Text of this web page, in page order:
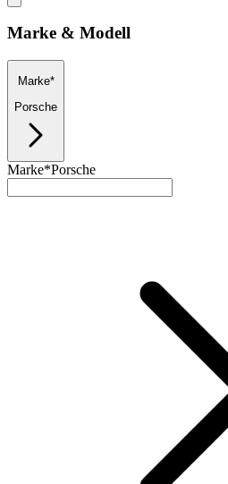
Marke & Modell
Marke*
Porsche
Marke*Porsche